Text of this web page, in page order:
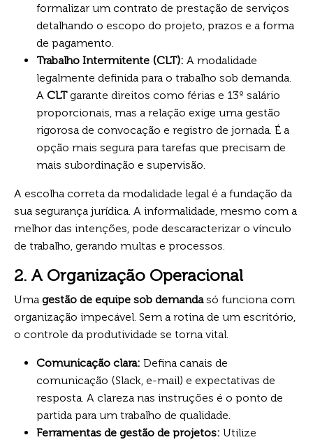
formalizar um contrato de prestação de serviços
detalhando o escopo do projeto, prazos e a forma
de pagamento.
Trabalho Intermitente (CLT): A modalidade
legalmente definida para o trabalho sob demanda.
A CLTgarante direitos como férias e 13º salário
proporcionais, mas a relação exige uma gestão
rigorosa de convocação e registro de jornada. É a
opção mais segura para tarefas que precisam de
mais subordinação e supervisão.
A escolha correta da modalidade legal é a fundação da
sua segurança jurídica. A informalidade, mesmo com a
melhor das intenções, pode descaracterizar o vínculo
de trabalho, gerando multas e processos.
2. A Organização Operacional
Uma gestão de equipe sob demandasó funciona com
organização impecável. Sem a rotina de um escritório,
o controle da produtividade se torna vital.
Comunicação clara: Defina canais de
comunicação (Slack, e-mail) e expectativas de
resposta. A clareza nas instruções é o ponto de
partida para um trabalho de qualidade.
Ferramentas de gestão de projetos: Utilize